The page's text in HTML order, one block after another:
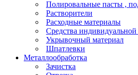
Полировальные пасты ,
Растворители
Расходные материалы
Средства
Укрывочный материал
Шпатлевки
Металлообработка
Зачистка